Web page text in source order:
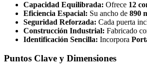
Capacidad Equilibrada: Ofrece 12
Eficiencia Espacial: Su ancho de 890
Seguridad Reforzada: Cada puerta
Construcción Industrial: Fabricado
Identificación Sencilla: Incorpora
Puntos Clave y Dimensiones